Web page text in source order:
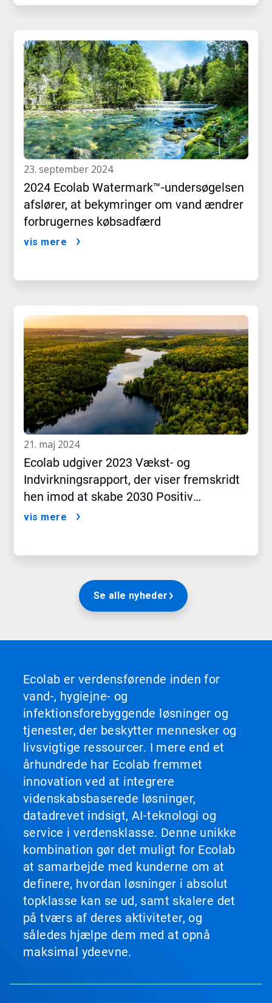
23. september 2024
2024 Ecolab Watermark™-undersøgelsen
afslører, at bekymringer om vand ændrer
forbrugernes købsadfærd
vis mere
21. maj 2024
Ecolab udgiver 2023 Vækst- og
Indvirkningsrapport, der viser fremskridt
hen imod at skabe 2030 Positiv
Indvirkning
vis mere
Se alle nyheder
Ecolab er verdensførende inden for
vand-, hygiejne- og
infektionsforebyggende løsninger og
tjenester, der beskytter mennesker og
livsvigtige ressourcer. I mere end et
århundrede har Ecolab fremmet
innovation ved at integrere
videnskabsbaserede løsninger,
datadrevet indsigt, AI-teknologi og
service i verdensklasse. Denne unikke
kombination gør det muligt for Ecolab
at samarbejde med kunderne om at
definere, hvordan løsninger i absolut
topklasse kan se ud, samt skalere det
på tværs af deres aktiviteter, og
således hjælpe dem med at opnå
maksimal ydeevne.